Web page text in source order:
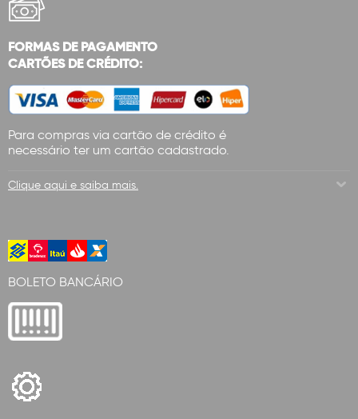
FORMAS DE PAGAMENTO
CARTÕES DE CRÉDITO:
Para compras via cartão de crédito é
necessário ter um cartão cadastrado.
Clique aqui e saiba mais.
BOLETO BANCÁRIO